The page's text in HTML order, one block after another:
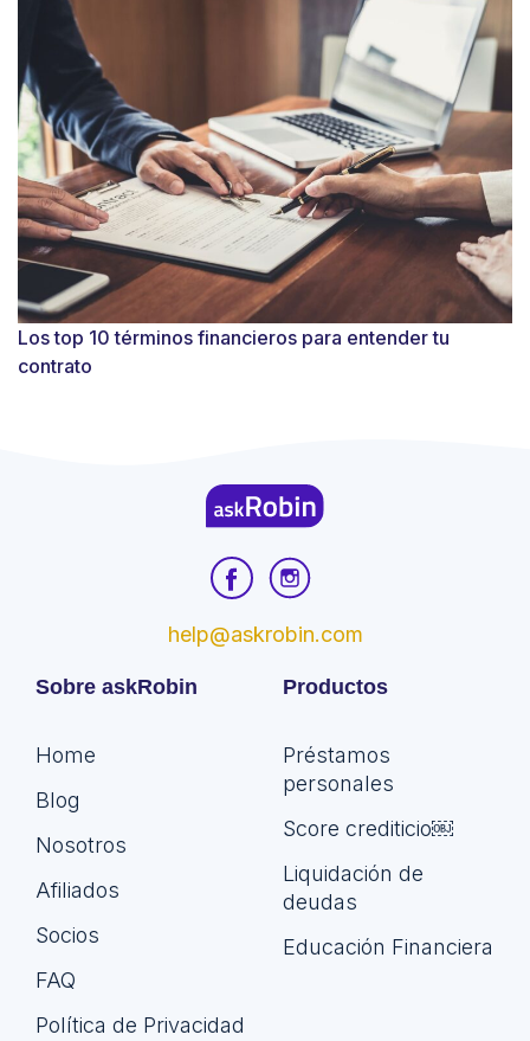
Los top 10 términos financieros para entender tu
contrato
Sobre askRobin
Home
Blog
Nosotros
Afiliados
Socios
FAQ
Política de Privacidad
Productos
Préstamos
personales
Score crediticio￼
Liquidación de
deudas
Educación Financiera
help@askrobin.com